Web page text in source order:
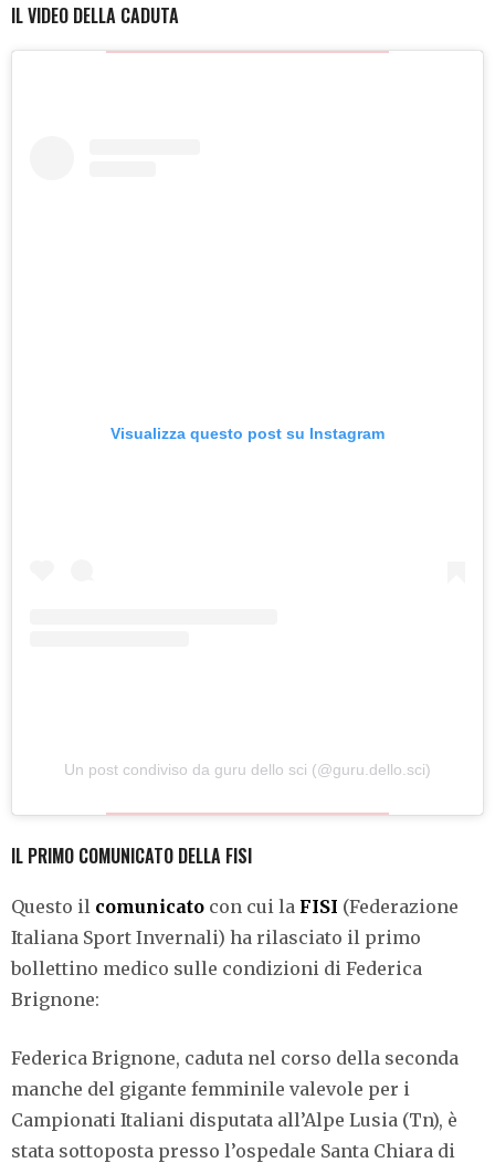
IL VIDEO DELLA CADUTA
Visualizza questo post su Instagram
Un post condiviso da guru dello sci (@guru.dello.sci)
IL PRIMO COMUNICATO DELLA FISI
Questo il comunicato con cui la FISI (Federazione
Italiana Sport Invernali) ha rilasciato il primo
bollettino medico sulle condizioni di Federica
Brignone:
Federica Brignone, caduta nel corso della seconda
manche del gigante femminile valevole per i
Campionati Italiani disputata all’Alpe Lusia (Tn), è
stata sottoposta presso l’ospedale Santa Chiara di